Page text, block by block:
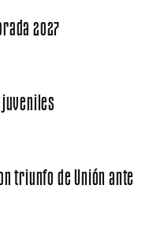
2027
triunfo de Unión ante